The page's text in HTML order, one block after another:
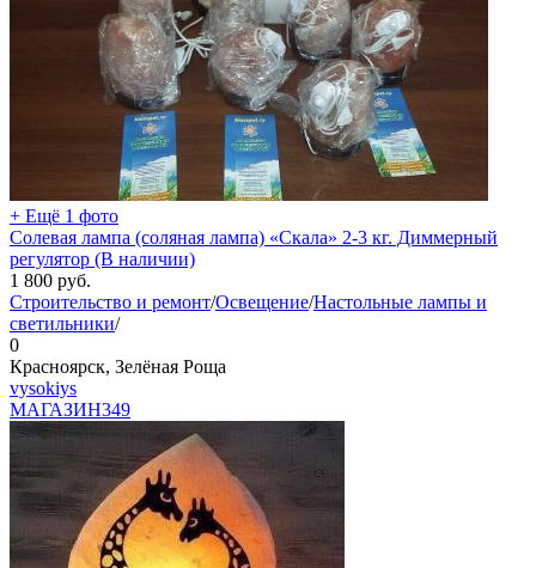
+ Ещё 1 фото
Солевая лампа (соляная лампа) «Скала» 2-3 кг. Диммерный
регулятор (В наличии)
1 800 руб.
Строительство и ремонт/Освещение/Настольные лампы и
светильники/
0
Красноярск, Зелёная Роща
vysokiys
МАГАЗИН349